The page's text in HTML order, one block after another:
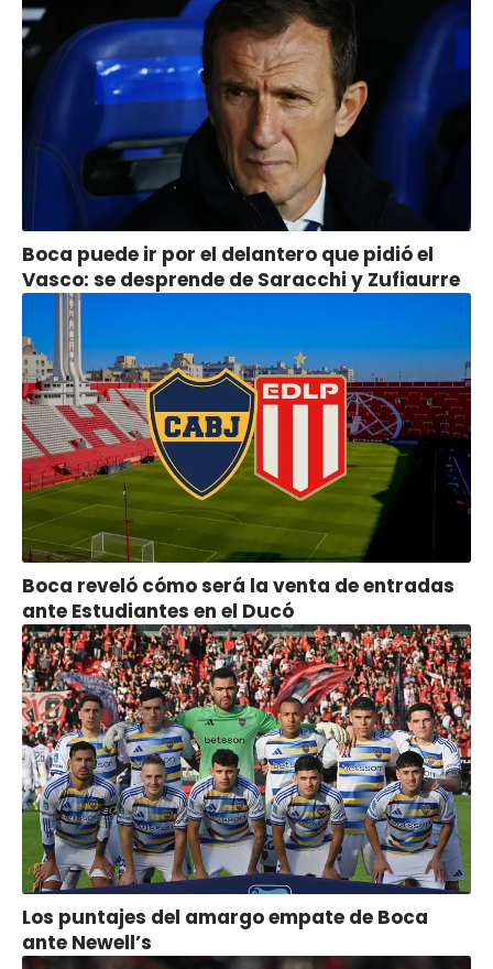
Boca puede ir por el delantero que pidió el
Vasco: se desprende de Saracchi y Zufiaurre
Boca reveló cómo será la venta de entradas
ante Estudiantes en el Ducó
Los puntajes del amargo empate de Boca
ante Newell’s